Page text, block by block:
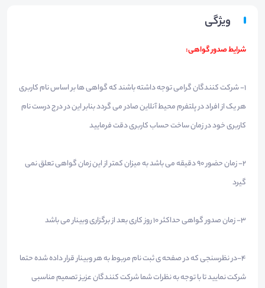
ویژگی
شرایط صدور گواهی:
1- شرکت کنندگان گرامی توجه داشته باشند که گواهی ها بر اساس نام کاربری
هر یک از افراد در پلتفرم محیط آنلاین صادر می گردد بنابر این در درج درست نام
کاربری خود در زمان ساخت حساب کاربری دقت فرمایید
2- زمان حضور 90 دقیقه می باشد به میزان کمتر از این زمان گواهی تعلق نمی
گیرد
3- زمان صدور گواهی حداکثر 10 روز کاری بعد از برگزاری وبینار می باشد
4-در نظرسنجی که در صفحه ی ثبت نام مربوط به هر وبینار قرار داده شده حتما
شرکت نمایید تا با توجه به نظرات شما شرکت کنندگان عزیز تصمیم مناسبی